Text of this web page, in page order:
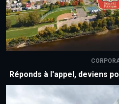
Réponds à l'appel, deviens